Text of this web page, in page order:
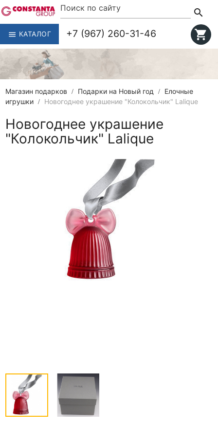
menu КАТАЛОГ
search
+7 (967) 260-31-46
shopping_cart
Магазин подарков Подарки на Новый год
Елочные
игрушки
Новогоднее украшение "Колокольчик" Lalique
Новогоднее украшение
"Колокольчик" Lalique